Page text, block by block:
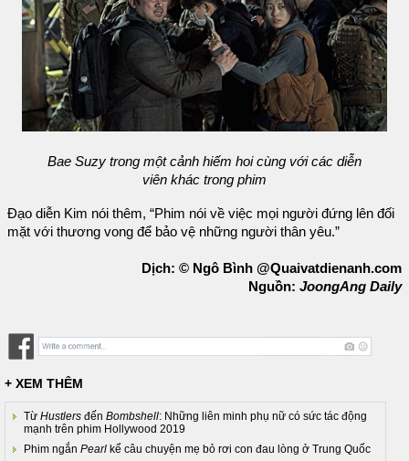
Bae Suzy trong một cảnh hiếm hoi cùng với các diễn
viên khác trong phim
Đạo diễn Kim nói thêm, “Phim nói về việc mọi người đứng lên đối
mặt với thương vong để bảo vệ những người thân yêu.”
Dịch: © Ngô Bình @Quaivatdienanh.com
Nguồn: JoongAng Daily
+ XEM THÊM
Từ Hustlers đến Bombshell: Những liên minh phụ nữ có sức tác động
mạnh trên phim Hollywood 2019
Phim ngắn Pearl kể câu chuyện mẹ bỏ rơi con đau lòng ở Trung Quốc